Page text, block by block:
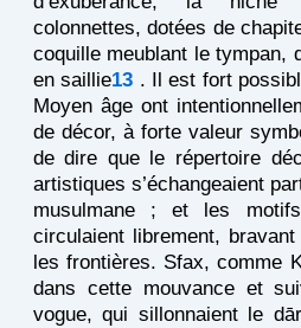
colonnettes, dotées de
coquille meublant le tympan,
en saillie13 . Il est fort
Moyen âge ont
de décor, à forte valeur
de dire que le répertoire
artistiques s’échangeaient
musulmane ; et les
circulaient librement,
les frontières. Sfax, comme
dans cette mouvance et
vogue, qui sillonnaient le